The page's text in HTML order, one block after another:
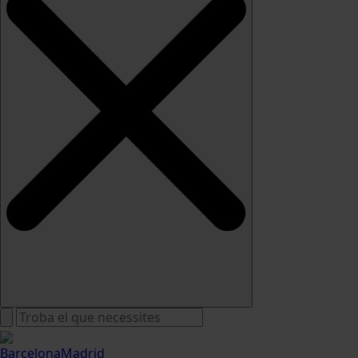
BarcelonaMadrid